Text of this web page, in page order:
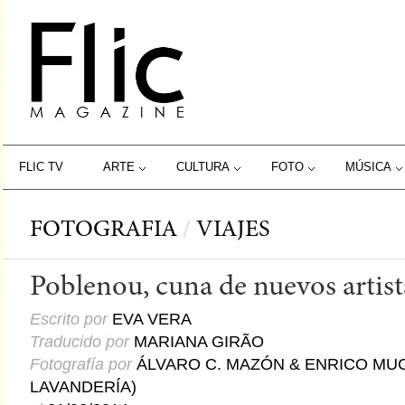
FLIC TV ARTE CULTURA FOTO MÚSICA
FOTOGRAFIA / VIAJES
Poblenou, cuna de nuevos
Escrito por EVA VERA
Traducido por MARIANA GIRÃO
Fotografía por ÁLVARO C. MAZÓN & ENRICO
LAVANDERÍA)